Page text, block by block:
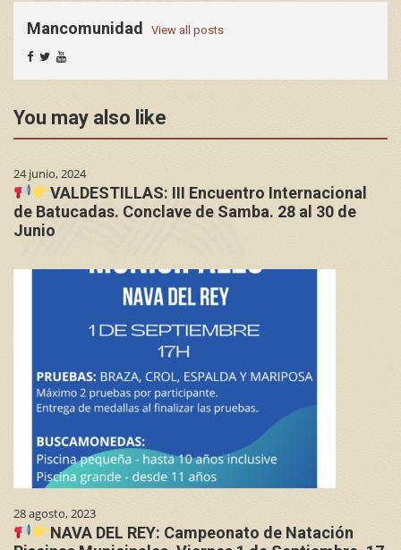
Mancomunidad View all posts
You may also like
24 junio, 2024
VALDESTILLAS: III Encuentro Internacional
de Batucadas. Conclave de Samba. 28 al 30 de
Junio
28 agosto, 2023
NAVA DEL REY: Campeonato de Natación